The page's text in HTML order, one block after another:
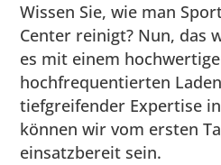
Wissen Sie, wie man
Center reinigt? Nun, das
es mit einem
hochfrequentierten
tiefgreifender Expertise
können wir vom ersten
einsatzbereit sein.